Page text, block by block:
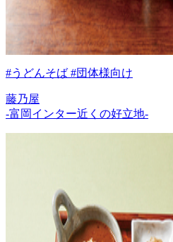
#うどんそば #団体様向け
藤乃屋
-富岡インター近くの好立地-